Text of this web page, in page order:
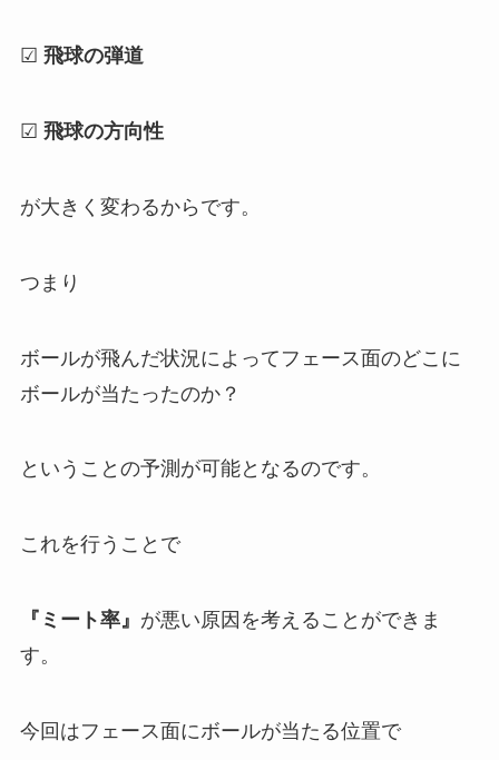
☑ 飛球の弾道
☑ 飛球の方向性
が大きく変わるからです。
つまり
ボールが飛んだ状況によってフェース面のどこに
ボールが当たったのか？
ということの予測が可能となるのです。
これを行うことで
『ミート率』 が悪い原因を考えることができま
す。
今回はフェース面にボールが当たる位置で